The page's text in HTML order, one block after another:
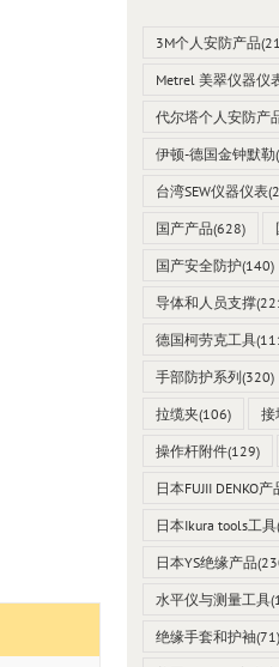
3M个人安防产品
Metrel 美翠仪器仪
代尔塔个人安防产
伊顿-德国金钟默勒
台湾SEW仪器仪表
国产产品(628)
国产安全防护(140)
导体和人员支撑
德国柯劳克工具
手部防护系列(320)
拉缆夹(106) 接
操作杆附件(129)
日本FUJII DENKO产
日本Ikura tools工具
日本YS绝缘产品
水平仪与测量工具
绝缘手套和护袖(71)